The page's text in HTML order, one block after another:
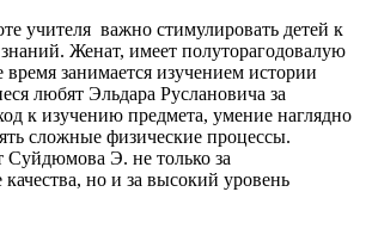
учителя важно стимулировать детей к
Женат, имеет полуторагодовалую
время занимается изучением истории
любят Эльдара Руслановича за
к изучению предмета, умение наглядно
сложные физические процессы.
Суйдюмова Э. не только за
но и за высокий уровень